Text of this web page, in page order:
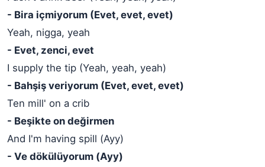
- Bira içmiyorum (Evet, evet, evet)
Yeah, nigga, yeah
- Evet, zenci, evet
I supply the tip (Yeah, yeah, yeah)
- Bahşiş veriyorum (Evet, evet, evet)
Ten mill' on a crib
- Beşikte on değirmen
And I'm having spill (Ayy)
- Ve dökülüyorum (Ayy)